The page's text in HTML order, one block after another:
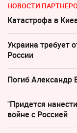
НОВОСТИ
Катастрофа в
Украина требует
России
Погиб Александр
"Придется
войне с Россией